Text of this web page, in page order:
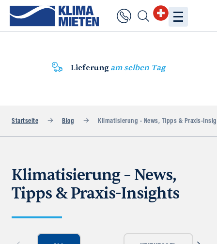
Lieferung am selben Tag
Startseite Blog Klimatisierung - News, Tipps & Praxis-
Klimatisierung – News,
Tipps & Praxis-Insights